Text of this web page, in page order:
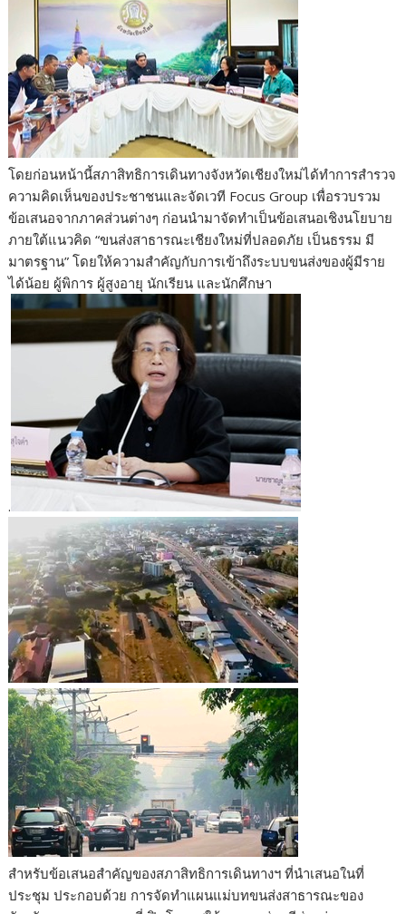
โดยก่อนหน้านี้สภาสิทธิการเดินทางจังหวัดเชียงใหม่ได้ทำการสำรวจ
ความคิดเห็นของประชาชนและจัดเวที Focus Group เพื่อรวบรวม
ข้อเสนอจากภาคส่วนต่างๆ ก่อนนำมาจัดทำเป็นข้อเสนอเชิงนโยบาย
ภายใต้แนวคิด “ขนส่งสาธารณะเชียงใหม่ที่ปลอดภัย เป็นธรรม มี
มาตรฐาน” โดยให้ความสำคัญกับการเข้าถึงระบบขนส่งของผู้มีราย
ได้น้อย ผู้พิการ ผู้สูงอายุ นักเรียน และนักศึกษา
.
สำหรับข้อเสนอสำคัญของสภาสิทธิการเดินทางฯ ที่นำเสนอในที่
ประชุม ประกอบด้วย การจัดทำแผนแม่บทขนส่งสาธารณะของ